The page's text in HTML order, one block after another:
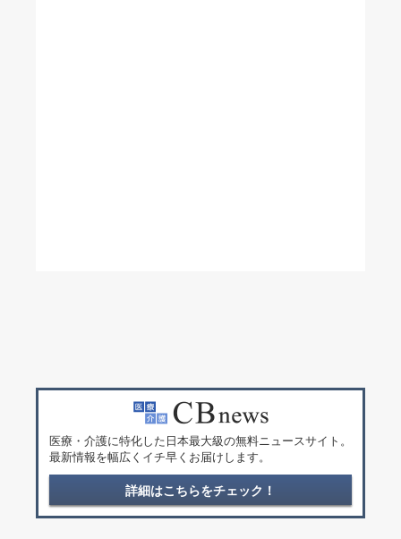
医療・介護に特化した日本最大級の無料ニュースサイト。
最新情報を幅広くイチ早くお届けします。
詳細はこちらをチェック！